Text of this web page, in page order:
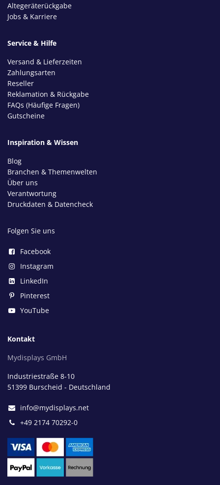
Altegeräterückgabe
Jobs & Karriere
Service & Hilfe
Versand & Lieferzeiten
Zahlungsarten
Reseller
Reklamation & Rückgabe
FAQs (Häufige Fragen)
Gutscheine
Inspiration & Wissen
Blog
Branchen & Themenwelten
Über uns
Verantwortung
Druckdaten & Datencheck
Folgen Sie uns
Facebook
Instagram
LinkedIn
Pinterest
YouTube
Kontakt
Mydisplays GmbH
Industriestraße 8-10
51399 Burscheid - Deutschland
info@mydisplays.net
+49 2174 70292-0